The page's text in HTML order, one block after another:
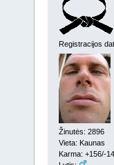
Registracijos
Žinutės: 2896
Vieta: Kaunas
Karma: +156/-14